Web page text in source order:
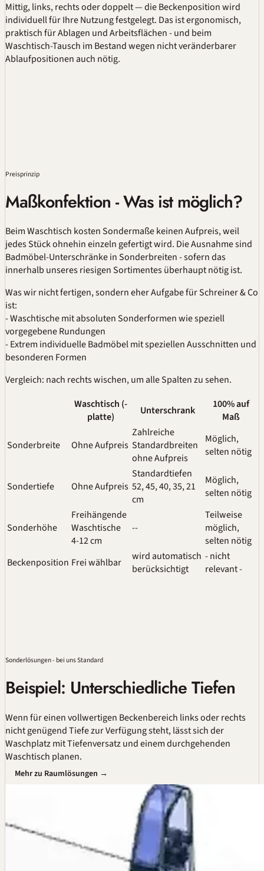
Mittig, links, rechts oder doppelt — die Beckenposition wird
individuell für Ihre Nutzung festgelegt. Das ist ergonomisch,
praktisch für Ablagen und Arbeitsflächen - und beim
Waschtisch-Tausch im Bestand wegen nicht veränderbarer
Ablaufpositionen auch nötig.
Preisprinzip
Maßkonfektion - Was ist möglich?
Beim Waschtisch kosten Sondermaße keinen Aufpreis, weil
jedes Stück ohnehin einzeln gefertigt wird. Die Ausnahme sind
Badmöbel-Unterschränke in Sonderbreiten - sofern das
innerhalb unseres riesigen Sortimentes überhaupt nötig ist.
Was wir nicht fertigen, sondern eher Aufgabe für Schreiner & Co
ist:
- Waschtische mit absoluten Sonderformen wie speziell
vorgegebene Rundungen
- Extrem individuelle Badmöbel mit speziellen Ausschnitten und
besonderen Formen
Vergleich: nach rechts wischen, um alle Spalten zu sehen.
Waschtisch (-
platte)
Unterschrank
100% auf
Maß
Sonderbreite Ohne Aufpreis
Zahlreiche
Standardbreiten
ohne Aufpreis
Möglich,
selten nötig
Sondertiefe Ohne Aufpreis
Standardtiefen
52, 45, 40, 35, 21
cm
Möglich,
selten nötig
Sonderhöhe
Freihängende
Waschtische
4-12 cm
--
Teilweise
möglich,
selten nötig
Beckenposition Frei wählbar
wird automatisch
berücksichtigt
- nicht
relevant -
Sonderlösungen - bei uns Standard
Beispiel: Unterschiedliche Tiefen
Wenn für einen vollwertigen Beckenbereich links oder rechts
nicht genügend Tiefe zur Verfügung steht, lässt sich der
Waschplatz mit Tiefenversatz und einem durchgehenden
Waschtisch planen.
Mehr zu Raumlösungen →